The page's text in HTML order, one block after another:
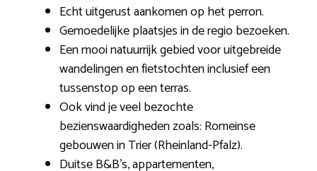
Echt uitgerust aankomen op het perron.
Gemoedelijke plaatsjes in de regio bezoeken.
Een mooi natuurrijk gebied voor uitgebreide
wandelingen en fietstochten inclusief een
tussenstop op een terras.
Ook vind je veel bezochte
bezienswaardigheden zoals: Romeinse
gebouwen in Trier (Rheinland-Pfalz).
Duitse B&B’s, appartementen,